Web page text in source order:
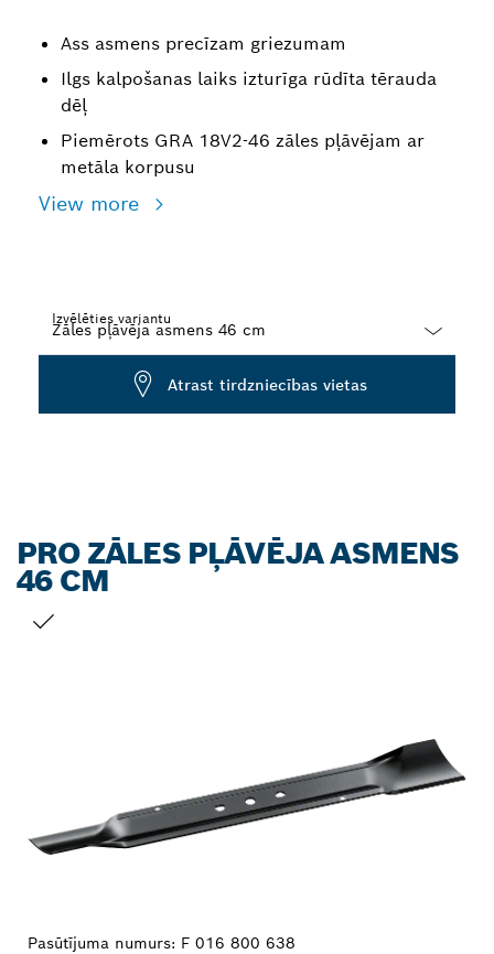
Ass asmens precīzam griezumam
Ilgs kalpošanas laiks izturīga rūdīta tērauda
dēļ
Piemērots GRA 18V2-46 zāles pļāvējam ar
metāla korpusu
View more
Izvēlēties variantu
Atrast tirdzniecības vietas
PRO ZĀLES PĻĀVĒJA ASMENS
46 CM
Pasūtījuma numurs: F 016 800 638